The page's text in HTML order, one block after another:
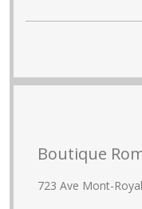
Boutique
723 Ave Mont-